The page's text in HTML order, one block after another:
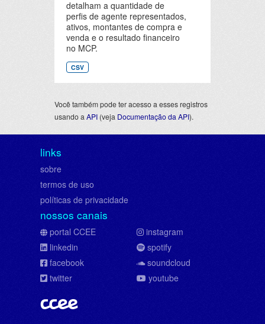
detalham a quantidade de
perfis de agente representados,
ativos, montantes de compra e
venda e o resultado financeiro
no MCP.
CSV
Você também pode ter acesso a esses registros
usando a API (veja Documentação da API).
links
sobre
termos de uso
políticas de privacidade
nossos canais
portal CCEE
linkedin
facebook
twitter
instagram
spotify
soundcloud
youtube